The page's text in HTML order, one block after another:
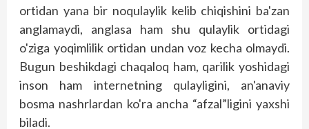
ortidan yana bir noqulaylik kelib chiqishini ba'zan
anglamaydi, anglasa ham shu qulaylik ortidagi
o'ziga yoqimlilik ortidan undan voz kecha olmaydi.
Bugun beshikdagi chaqaloq ham, qarilik yoshidagi
inson ham internetning qulayligini, an'anaviy
bosma nashrlardan ko'ra ancha “afzal”ligini yaxshi
biladi.